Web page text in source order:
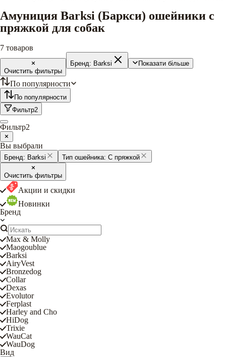
Амуниция Barksi (Баркси) ошейники с
пряжкой для собак
7 товаров
Очистить фильтры
Бренд: Barksi Показати більше
По популярности
По популярности
Фильтр2
Фильтр2
Вы выбрали
Бренд: Barksi Тип ошейника: С пряжкой
Очистить фильтры
Акции и скидки
Новинки
Бренд
Max & Molly
Maogoublue
Barksi
AiryVest
Bronzedog
Collar
Dexas
Evolutor
Ferplast
Harley and Cho
HiDog
Trixie
WauCat
WauDog
Вид